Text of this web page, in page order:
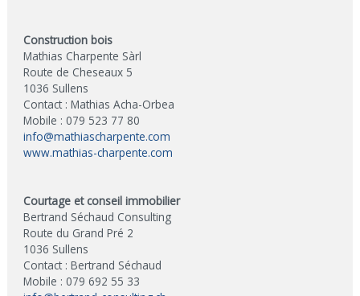
Construction bois
Mathias Charpente Sàrl
Route de Cheseaux 5
1036 Sullens
Contact : Mathias Acha-Orbea
Mobile : 079 523 77 80
info@mathiascharpente.com
www.mathias-charpente.com
Courtage et conseil immobilier
Bertrand Séchaud Consulting
Route du Grand Pré 2
1036 Sullens
Contact : Bertrand Séchaud
Mobile : 079 692 55 33